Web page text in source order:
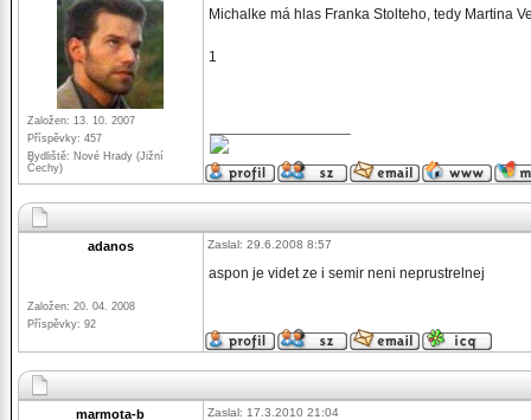
Založen: 13. 10. 2007
Příspěvky: 457
Bydliště: Nové Hrady (Jižní
Čechy)
Michalke má hlas Franka Stolteho, tedy Martina
1
adanos
Založen: 20. 04. 2008
Příspěvky: 92
Zaslal: 29.6.2008 8:57
aspon je videt ze i semir neni neprustrelnej
marmota-b Zaslal: 17.3.2010 21:04